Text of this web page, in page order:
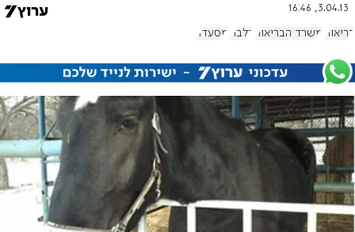
3.04.13, 16:46
בריאות משרד הבריאות כלבת מסעדה